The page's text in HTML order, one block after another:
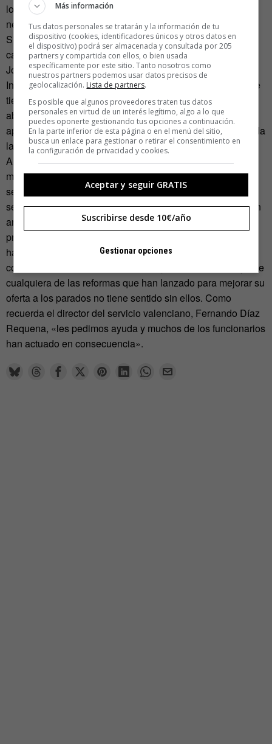
lograr exactamente las habilidades de gestión que se
necesita.
Si lo que desean es, por el contrario, explorar nuevos
caminos profesionales para hacer realidad sus sueños,
Joan Boada les propone estudiar la Ley de
Incompatibilidades para analizar las distintas opciones que
tienen. Les anima a que identifiquen lo que les apasiona y
abran, por ejemplo, un negocio con otros socios. Pueden
aprovechar el espacio que les deja por las tardes su jornada
laboral.
A veces, como ocurre en tantos otros trabajos, la mayor
motivación que un funcionario puede recibir es la de
sentirse útil e importante. Es la opción que han elegido los
servicios de empleo de la Comunidad Valenciana y Aragón
ante la imposibilidad de premiar su rendimiento y
productividad con incentivos económicos y días libres. Les
han dicho que muchos de sus vecinos necesitan su
compromiso para encontrar un trabajo más que nunca y que
cualquiera de las reformas que han lanzado para mejorar su
oferta a los parados no tiene sentido sin ellos. Como
recuerda el director del servicio valenciano, Fernando Díaz
Requena, «les pedimos ayuda y muchos de los funcionarios
han actuado en consecuencia».
Más información
Tus datos personales se tratarán y la información de tu
dispositivo (cookies, identificadores únicos y otros datos en
el dispositivo) podrá ser almacenada y consultada por 205
partners y compartida con ellos, o bien usada
específicamente por este sitio. Tanto nosotros como
nuestros partners podemos usar datos precisos de
geolocalización. Lista de partners.
Es posible que algunos proveedores traten tus datos
personales en virtud de un interés legítimo, algo a lo que
puedes oponerte gestionando tus opciones a continuación.
En la parte inferior de esta página o en el menú del sitio,
busca un enlace para gestionar o retirar el consentimiento en
la configuración de privacidad y cookies.
Aceptar y seguir GRATIS
Suscribirse desde 10€/año
Gestionar opciones